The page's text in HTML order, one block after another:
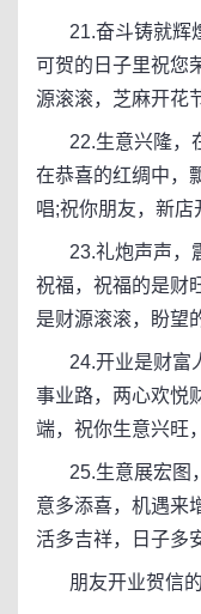
21.奋斗铸就辉
可贺的日子里祝您
源滚滚，芝麻开花
22.生意兴隆，在
在恭喜的红绸中，
唱;祝你朋友，新店
23.礼炮声声，
祝福，祝福的是财
是财源滚滚，盼望
24.开业是财富人
事业路，两心欢悦
端，祝你生意兴旺
25.生意展宏图，
意多添喜，机遇来
活多吉祥，日子多
朋友开业贺信的